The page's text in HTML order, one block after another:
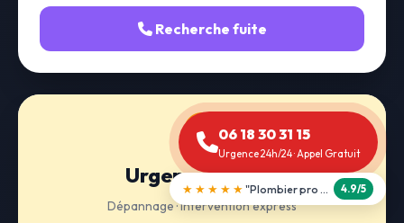
Recherche fuite
Urgence 24h/24
Dépannage · Intervention express
06 18 30 31 15
Urgence 24h/24 · Appel Gratuit
★★★★★ "Débouchage WC en 30 min" 5.0/5